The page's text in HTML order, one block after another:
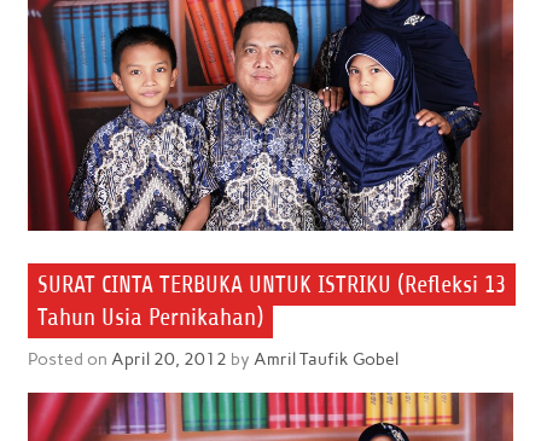
SURAT CINTA TERBUKA UNTUK ISTRIKU (Refleksi 13
Tahun Usia Pernikahan)
Posted on April 20, 2012 by Amril Taufik Gobel